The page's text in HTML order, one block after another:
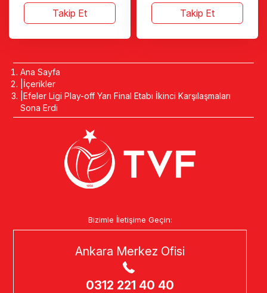
Takip Et Takip Et
Ana Sayfa
İçerikler
Efeler Ligi Play-off Yarı Final Etabı İkinci Karşılaşmaları
Sona Erdi
Bizimle İletişime Geçin:
Ankara Merkez Ofisi
0312 221 40 40